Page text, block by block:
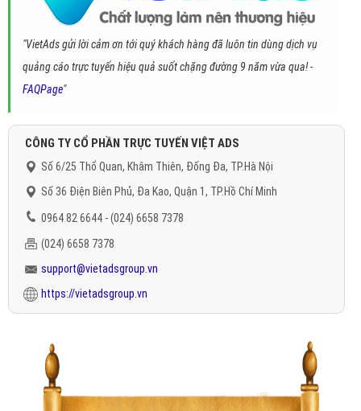
"VietAds gửi lời cảm ơn tới quý khách hàng đã luôn tin dùng dịch vụ
quảng cáo trực tuyến hiệu quả suốt chặng đường 9 năm vừa qua! -
FAQPage"
CÔNG TY CỔ PHẦN TRỰC TUYẾN VIỆT ADS
Số 6/25 Thổ Quan, Khâm Thiên, Đống Đa, TP.Hà Nội
Số 36 Điện Biên Phủ, Đa Kao, Quận 1, TP.Hồ Chí Minh
0964 82 6644 - (024) 6658 7378
(024) 6658 7378
support@vietadsgroup.vn
https://vietadsgroup.vn